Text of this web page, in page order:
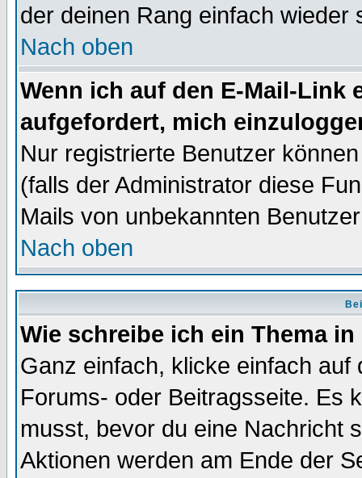
der deinen Rang einfach wieder
Nach oben
Wenn ich auf den E-Mail-Link
aufgefordert, mich
Nur registrierte Benutzer
(falls der Administrator diese
Mails von unbekannten
Nach oben
Wie schreibe ich ein Thema
Ganz einfach, klicke einfach
Forums- oder Beitragsseite. Es
musst, bevor du eine Nachricht
Aktionen werden am Ende der